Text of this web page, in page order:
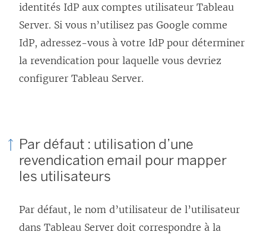
e
)
identités IdP aux comptes utilisateur Tableau
Server. Si vous n’utilisez pas Google comme
IdP, adressez-vous à votre IdP pour déterminer
la revendication pour laquelle vous devriez
configurer Tableau Server.
Par défaut : utilisation d’une
revendication email pour mapper
les utilisateurs
Par défaut, le nom d’utilisateur de l’utilisateur
dans Tableau Server doit correspondre à la